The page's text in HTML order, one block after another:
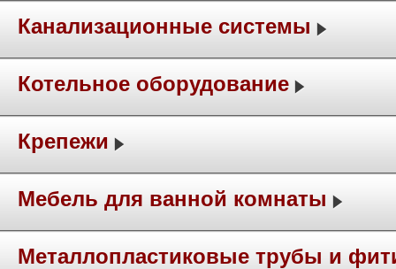
Канализационные системы
Котельное оборудование
Крепежи
Мебель для ванной комнаты
Металлопластиковые трубы и